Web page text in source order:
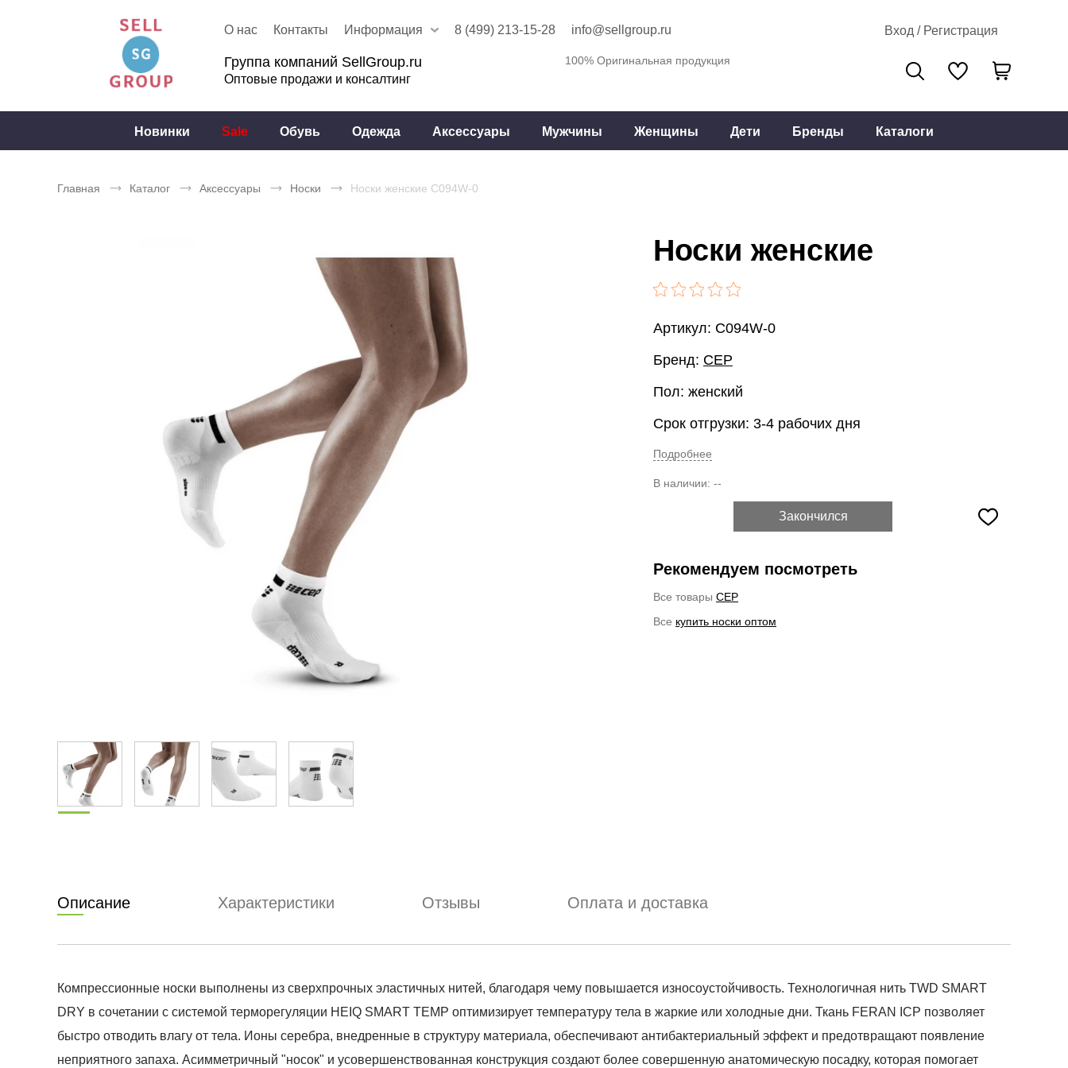
О нас Контакты Информация 8 (499) 213-15-28 info@sellgroup.ru Вход / Регистрация
Группа компаний SellGroup.ru
Оптовые продажи и консалтинг
100% Оригинальная продукция
Новинки Sale Обувь Одежда Аксессуары Мужчины Женщины Дети Бренды Каталоги
Главная Каталог Аксессуары Носки Носки женские C094W-0
Носки женские
Артикул: C094W-0
Бренд: CEP
Пол: женский
Срок отгрузки: 3-4 рабочих дня
Подробнее
В наличии: --
Закончился
Рекомендуем посмотреть
Все товары CEP
Все купить носки оптом
Описание Характеристики Отзывы Оплата и доставка
Компрессионные носки выполнены из сверхпрочных эластичных нитей, благодаря чему повышается износоустойчивость. Технологичная нить TWD SMART
DRY в сочетании с системой терморегуляции HEIQ SMART TEMP оптимизирует температуру тела в жаркие или холодные дни. Ткань FERAN ICP позволяет
быстро отводить влагу от тела. Ионы серебра, внедренные в структуру материала, обеспечивают антибактериальный эффект и предотвращают появление
неприятного запаха. Асимметричный "носок" и усовершенствованная конструкция создают более совершенную анатомическую посадку, которая помогает